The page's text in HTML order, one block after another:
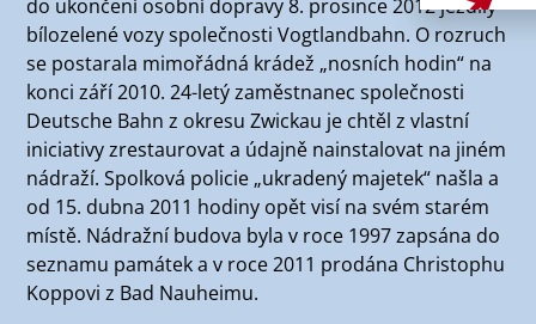
do ukončení osobní dopravy 8. prosince 2012 jezdily
bílozelené vozy společnosti Vogtlandbahn. O rozruch
se postarala mimořádná krádež „nosních hodin“ na
konci září 2010. 24-letý zaměstnanec společnosti
Deutsche Bahn z okresu Zwickau je chtěl z vlastní
iniciativy zrestaurovat a údajně nainstalovat na jiném
nádraží. Spolková policie „ukradený majetek“ našla a
od 15. dubna 2011 hodiny opět visí na svém starém
místě. Nádražní budova byla v roce 1997 zapsána do
seznamu památek a v roce 2011 prodána Christophu
Koppovi z Bad Nauheimu.